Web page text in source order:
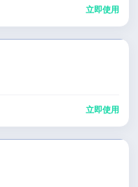
立即使用
立即使用